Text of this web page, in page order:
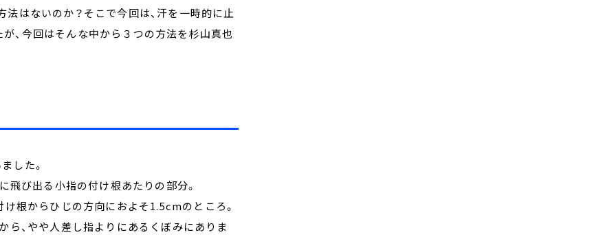
はないのか？そこで今回は、汗を一時的に止
、今回はそんな中から３つの方法を杉山真也
した。
飛び出る小指の付け根あたりの部分。
け根からひじの方向におよそ1.5cmのところ。
ら、やや人差し指よりにあるくぼみにありま